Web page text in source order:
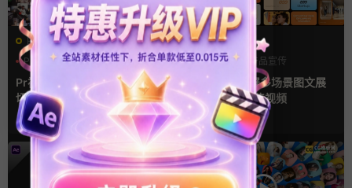
PR基本图形mogrt
PR基本图形
企业宣传模板
幻灯片
Pr视频模板 10款3D空间多屏
切换开场相册视频展示照片墙
pr模板
3小时前
AE模板
产品介绍
产品宣传
产品展示
AE模板 横竖屏多场景图文展
示排版产品宣传视频
3天前